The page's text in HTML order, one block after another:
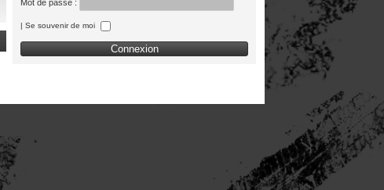
Mot de passe :
| Se souvenir de moi